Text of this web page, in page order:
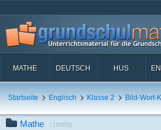
MATHE DEUTSCH HUS
Startseite Englisch Klasse 2 Bild-Wort-
Mathe (19489)